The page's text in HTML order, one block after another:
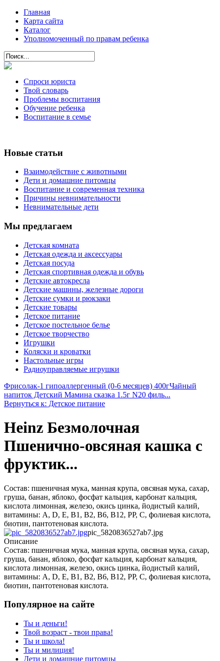
Главная
Карта сайта
Каталог
Уполномоченный по правам ребенка
Спроси юриста
Твой словарь
Проблемы воспитания
Обучение ребенка
Воспитание в семье
Новые статьи
Взаимодействие с животными
Дети и домашние питомцы
Воспитание и современная техника
Причины невнимательности
Невнимательные дети
Мы предлагаем
Детская комната
Детская одежда и аксессуары
Детская посуда
Детская спортивная одежда и обувь
Детские автокресла
Детские машины, железные дороги
Детские сумки и рюкзаки
Детские товары
Детское питание
Детское постельное белье
Детское творчество
Игрушки
Коляски и кроватки
Настольные игры
Радиоуправляемые игрушки
Фрисолак-1 гипоаллергенный (0-6 месяцев) 400гЧайный
напиток Детский Мамина сказка 1.5г N20 филь...
Вернуться к: Детское питание
Heinz Безмолочная
Пшенично-овсяная кашка с
фруктик...
Состав: пшеничная мука, манная крупа, овсяная мука, сахар,
груша, банан, яблоко, фосфат кальция, карбонат кальция,
кислота лимонная, железо, окись цинка, йодистый калий,
витамины: А, D, Е, В1, В2, В6, В12, РР, С, фолиевая кислота,
биотин, пантотеновая кислота.
pic_5820836527ab7.jpg
Описание
Состав: пшеничная мука, манная крупа, овсяная мука, сахар,
груша, банан, яблоко, фосфат кальция, карбонат кальция,
кислота лимонная, железо, окись цинка, йодистый калий,
витамины: А, D, Е, В1, В2, В6, В12, РР, С, фолиевая кислота,
биотин, пантотеновая кислота.
Популярное на сайте
Ты и деньги!
Твой возраст - твои права!
Ты и школа!
Ты и милиция!
Дети и домашние питомцы